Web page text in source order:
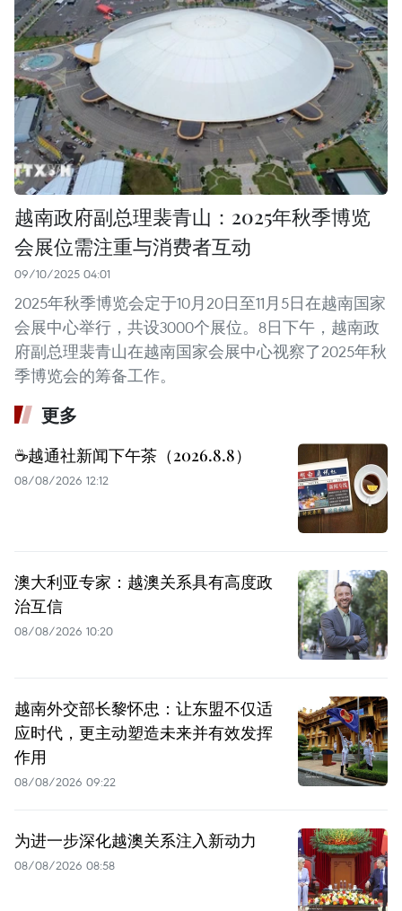
越南政府副总理裴青山：2025年秋季博览
会展位需注重与消费者互动
09/10/2025 04:01
2025年秋季博览会定于10月20日至11月5日在越南国家
会展中心举行，共设3000个展位。8日下午，越南政
府副总理裴青山在越南国家会展中心视察了2025年秋
季博览会的筹备工作。 ​
更多
☕️越通社新闻下午茶（2026.8.8）
08/08/2026 12:12
澳大利亚专家：越澳关系具有高度政
治互信
08/08/2026 10:20
越南外交部长黎怀忠：让东盟不仅适
应时代，更主动塑造未来并有效发挥
作用
08/08/2026 09:22
为进一步深化越澳关系注入新动力
08/08/2026 08:58